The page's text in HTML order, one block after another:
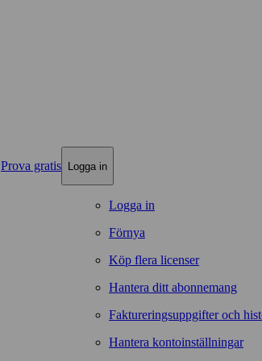
Prova gratis Logga in
Logga in
Förnya
Köp flera licenser
Hantera ditt abonnemang
Faktureringsuppgifter och
Hantera kontoinställningar